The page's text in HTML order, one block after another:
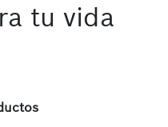
tu vida